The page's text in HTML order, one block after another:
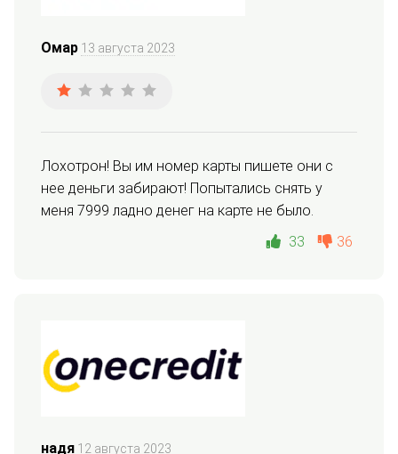
Омар 13 августа 2023
Лохотрон! Вы им номер карты пишете они с
нее деньги забирают! Попытались снять у
меня 7999 ладно денег на карте не было.
33
36
надя 12 августа 2023